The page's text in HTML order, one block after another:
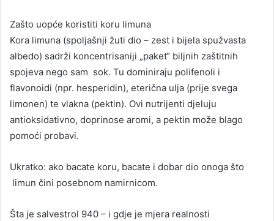
Zašto uopće koristiti koru limuna
Kora limuna (spoljašnji žuti dio – zest i bijela spužvasta
albedo) sadrži koncentrisaniji „paket“ biljnih zaštitnih
spojeva nego sam sok. Tu dominiraju polifenoli i
flavonoidi (npr. hesperidin), eterična ulja (prije svega
limonen) te vlakna (pektin). Ovi nutrijenti djeluju
antioksidativno, doprinose aromi, a pektin može blago
pomoći probavi.
Ukratko: ako bacate koru, bacate i dobar dio onoga što
limun čini posebnom namirnicom.
Šta je salvestrol 940 – i gdje je mjera realnosti